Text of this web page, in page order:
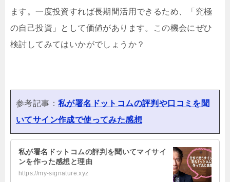
ます。一度投資すれば長期間活用できるため、「究極
の自己投資」として価値があります。この機会にぜひ
検討してみてはいかがでしょうか？
参考記事： 私が署名ドットコムの評判や口コミを聞
いてサイン作成で使ってみた感想
私が署名ドットコムの評判を聞いてマイサイ
ンを作った感想と理由
https://my-signature.xyz